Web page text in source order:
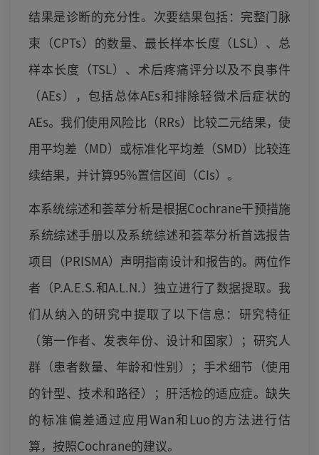
结果是诊断的充分性。次要结果包括：完整门脉
束（CPTs）的数量、最长样本长度（LSL）、总
样本长度（TSL）、术后疼痛评分以及不良事件
（AEs），包括总体AEs和排除轻微术后症状的
AEs。我们使用风险比（RRs）比较二元结果，使
用平均差（MD）或标准化平均差（SMD）比较连
续结果，并计算95%置信区间（CIs）。
本系统综述和荟萃分析是根据Cochrane干预措施
系统综述手册以及系统综述和荟萃分析首选报告
项目（PRISMA）声明指南设计和报告的。两位作
者（P.A.E.S.和A.L.N.）独立进行了数据提取。我
们从纳入的研究中提取了以下信息：研究特征
（第一作者、发表年份、设计和国家）；研究人
群（患者数量、年龄和性别）；手术细节（使用
的针型、技术和路径）；肝活检的适应症。缺失
的标准偏差通过应用Wan和Luo的方法进行估
算，按照Cochrane的建议。